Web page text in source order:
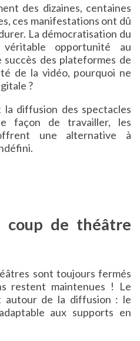
des dizaines, centaines
ces manifestations ont dû
La démocratisation du
opportunité au
des plateformes de
de la vidéo, pourquoi ne
?
diffusion des spectacles
façon de travailler, les
une alternative à
coup de théâtre
sont toujours fermés
restent maintenues ! Le
autour de la diffusion : le
aux supports en